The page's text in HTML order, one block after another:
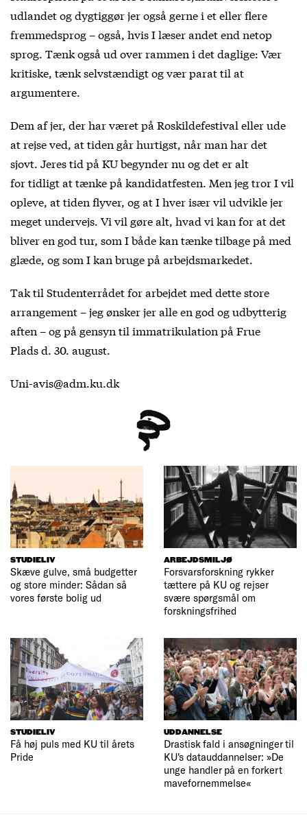
udlandet og dygtiggør jer også gerne i et eller flere
fremmedsprog – også, hvis I læser andet end netop
sprog. Tænk også ud over rammen i det daglige: Vær
kritiske, tænk selvstændigt og vær parat til at
argumentere.
Dem af jer, der har været på Roskildefestival eller ude
at rejse ved, at tiden går hurtigst, når man har det
sjovt. Jeres tid på KU begynder nu og det er alt
for tidligt at tænke på kandidatfesten. Men jeg tror I vil
opleve, at tiden flyver, og at I hver især vil udvikle jer
meget undervejs. Vi vil gøre alt, hvad vi kan for at det
bliver en god tur, som I både kan tænke tilbage på med
glæde, og som I kan bruge på arbejdsmarkedet.
Tak til Studenterrådet for arbejdet med dette store
arrangement – jeg ønsker jer alle en god og udbytterig
aften – og på gensyn til immatrikulation på Frue
Plads d. 30. august.
Uni-avis@adm.ku.dk
STUDIELIV
Skæve gulve, små budgetter
og store minder: Sådan så
vores første bolig ud
ARBEJDSMILJØ
Forsvarsforskning rykker
tættere på KU og rejser
svære spørgsmål om
forskningsfrihed
STUDIELIV
Få høj puls med KU til årets
Pride
UDDANNELSE
Drastisk fald i ansøgninger til
KU's datauddannelser: »De
unge handler på en forkert
mavefornemmelse«